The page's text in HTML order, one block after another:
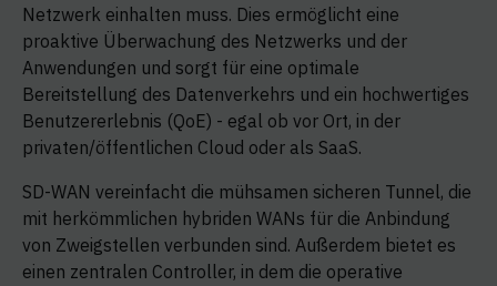
Netzwerk einhalten muss. Dies ermöglicht eine
proaktive Überwachung des Netzwerks und der
Anwendungen und sorgt für eine optimale
Bereitstellung des Datenverkehrs und ein hochwertiges
Benutzererlebnis (QoE) - egal ob vor Ort, in der
privaten/öffentlichen Cloud oder als SaaS.
SD-WAN vereinfacht die mühsamen sicheren Tunnel, die
mit herkömmlichen hybriden WANs für die Anbindung
von Zweigstellen verbunden sind. Außerdem bietet es
einen zentralen Controller, in dem die operative